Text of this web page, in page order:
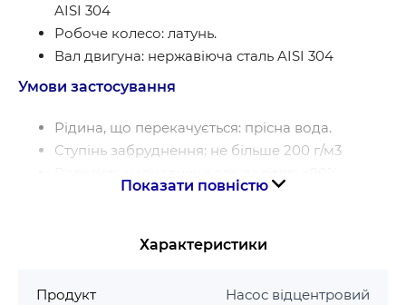
AISI 304
Робоче колесо: латунь.
Вал двигуна: нержавіюча сталь AISI 304
Умови застосування
Рідина, що перекачується: прісна вода.
Ступінь забруднення: не більше 200 г/м3
Температура навколишнього повітря: + 2 ℃ … +
Температура води, що перекачується: + 5 ℃ … +
Мінералізація: не більше 1000 мг/л
Показати повністю
Характеристики
Продукт Насос відцентровий